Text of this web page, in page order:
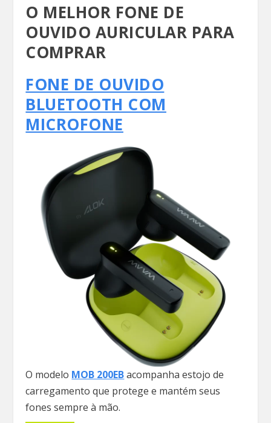
O MELHOR FONE DE
OUVIDO AURICULAR PARA
COMPRAR
FONE DE OUVIDO
BLUETOOTH COM
MICROFONE
O modelo MOB 200EBacompanha estojo de
carregamento que protege e mantém seus
fones sempre à mão.